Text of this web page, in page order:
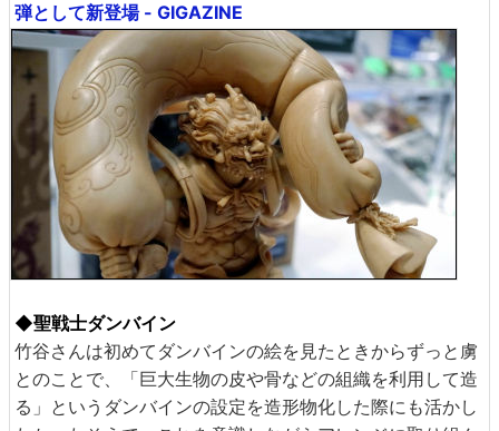
弾として新登場 - GIGAZINE
◆聖戦士ダンバイン
竹谷さんは初めてダンバインの絵を見たときからずっと虜
とのことで、「巨大生物の皮や骨などの組織を利用して造
る」というダンバインの設定を造形物化した際にも活かし